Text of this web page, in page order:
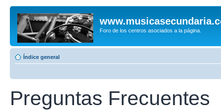
Foro de los centros asociados a la página.
Índice general
Preguntas Frecuentes